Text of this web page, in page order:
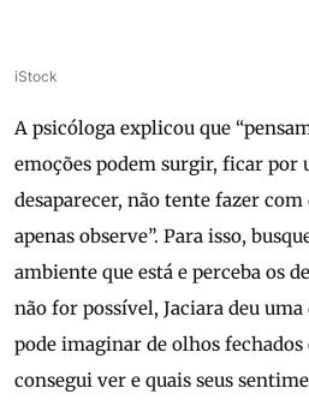
iStock
A psicóloga explicou que
emoções podem surgir, ficar por
desaparecer, não tente fazer com
apenas observe”. Para isso,
ambiente que está e perceba os
não for possível, Jaciara deu
pode imaginar de olhos fechados
consegui ver e quais seus